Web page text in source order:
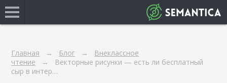
Главная Блог
Внеклассное
чтение
Векторные рисунки — есть ли бесплатный
сыр в интер…